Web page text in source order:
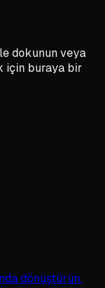
dokunun veya
için buraya bir
dönüştürün.